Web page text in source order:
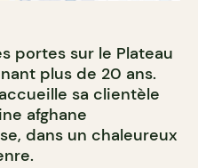
portes sur le Plateau
plus de 20 ans.
accueille sa clientèle
afghane
dans un chaleureux